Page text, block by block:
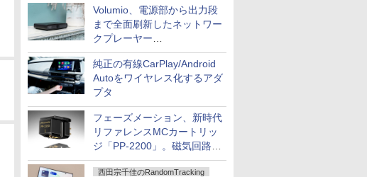
Volumio、電源部から出力段
まで全面刷新したネットワー
クプレーヤー
「Primo（2026）」
純正の有線CarPlay/Android
Autoをワイヤレス化するアダ
プタ
フェーズメーション、新時代
リファレンスMCカートリッ
ジ「PP-2200」。磁気回路や
ハウジングを根本から見直し
西田宗千佳のRandomTracking